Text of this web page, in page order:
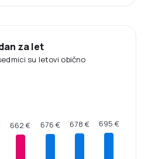
za let
su letovi obično
662 € 676 € 678 € 695 €